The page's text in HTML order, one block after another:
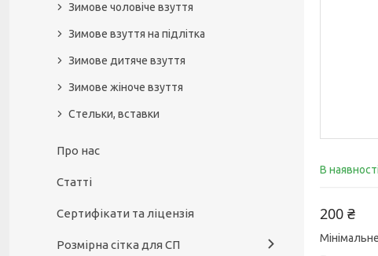
В наявності
200 ₴
Зимове чоловіче взуття
Зимове взуття на підлітка
Зимове дитяче взуття
Зимове жіноче взуття
Стельки, вставки
Про нас
Статті
Сертифікати та ліцензія
Розмірна сітка для СП